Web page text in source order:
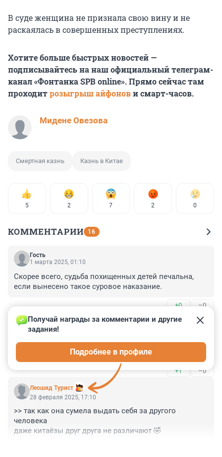
В суде женщина не признала свою вину и не
раскаялась в совершенных преступлениях.
Хотите больше быстрых новостей —
подписывайтесь на наш официальный телеграм-
канал «Фонтанка SPB online». Прямо сейчас там
проходитрозыгрыш айфонови смарт-часов.
Мидене Овезова
Смертная казнь Казнь в Китае
5 2 7 2 0
КОММЕНТАРИИ 16
Гость
1 марта 2025, 01:10
Скорее всего, судьба похищенных детей печальна,
если вынесено такое суровое наказание.
+0 –0
Гость
28 февраля 2025, 18:47
В Китае проблема с детьми ?😳 Да они там
размножаются в геометрической прогрессии !
+1 –0
Леошид Турист
Получай награды за комментарии и другие
задания!
Подробнее в профиле
28 февраля 2025, 17:10
>> так как она сумела выдать себя за другого
человека
даже китаёзы друг друга не различают 🤣